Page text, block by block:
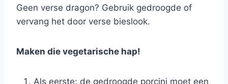
Geen verse dragon? Gebruik gedroogde of
vervang het door verse bieslook.
Maken die vegetarische hap!
Als eerste: de gedroogde porcini moet een